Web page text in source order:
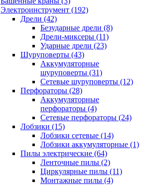
Электроинструмент (192)
Дрели (42)
Безударные дрели (8)
Дрели-миксеры (11)
Ударные дрели (23)
Шуруповерты (43)
Аккумуляторные
шуруповерты (31)
Сетевые шуруповерты (12)
Перфораторы (28)
Аккумуляторные
перфораторы (4)
Сетевые перфораторы (24)
Лобзики (15)
Лобзики сетевые (14)
Лобзики аккумуляторные (1)
Пилы электрические (64)
Ленточные пилы (2)
Циркулярные пилы (11)
Монтажные пилы (4)